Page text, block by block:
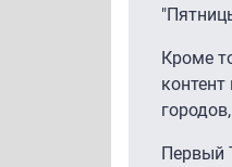
Кроме
Первый